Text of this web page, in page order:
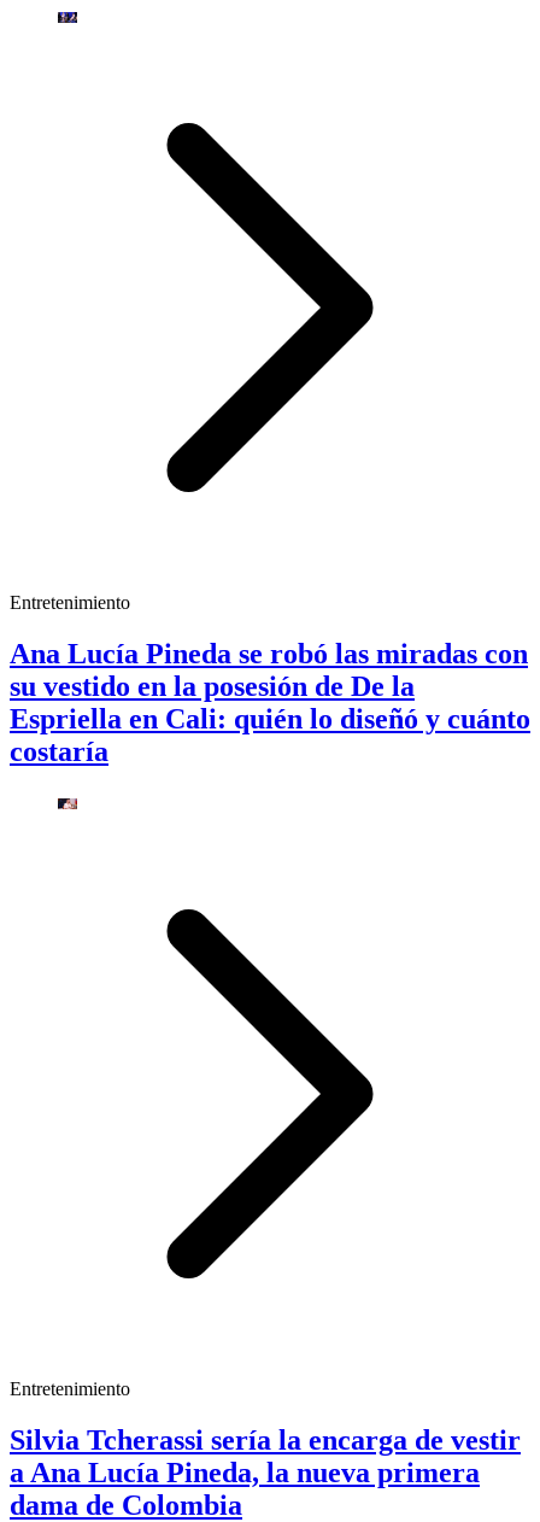
Entretenimiento
Ana Lucía Pineda se robó las miradas con
su vestido en la posesión de De la
Espriella en Cali: quién lo diseñó y cuánto
costaría
Entretenimiento
Silvia Tcherassi sería la encarga de vestir
a Ana Lucía Pineda, la nueva primera
dama de Colombia